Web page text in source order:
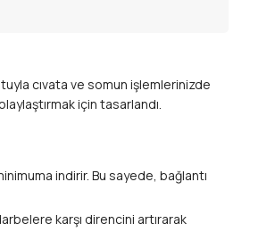
cıvata ve somun işlemlerinizde
için tasarlandı.
indirir. Bu sayede, bağlantı
karşı direncini artırarak